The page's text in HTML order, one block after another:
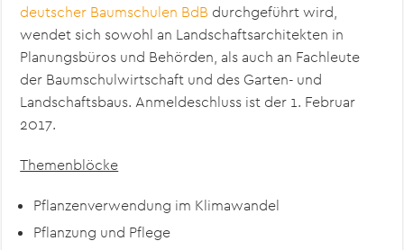
deutscher Baumschulen BdB durchgeführt wird,
wendet sich sowohl an Landschaftsarchitekten in
Planungsbüros und Behörden, als auch an Fachleute
der Baumschulwirtschaft und des Garten- und
Landschaftsbaus. Anmeldeschluss ist der 1. Februar
2017.
Themenblöcke
Pflanzenverwendung im Klimawandel
Pflanzung und Pflege